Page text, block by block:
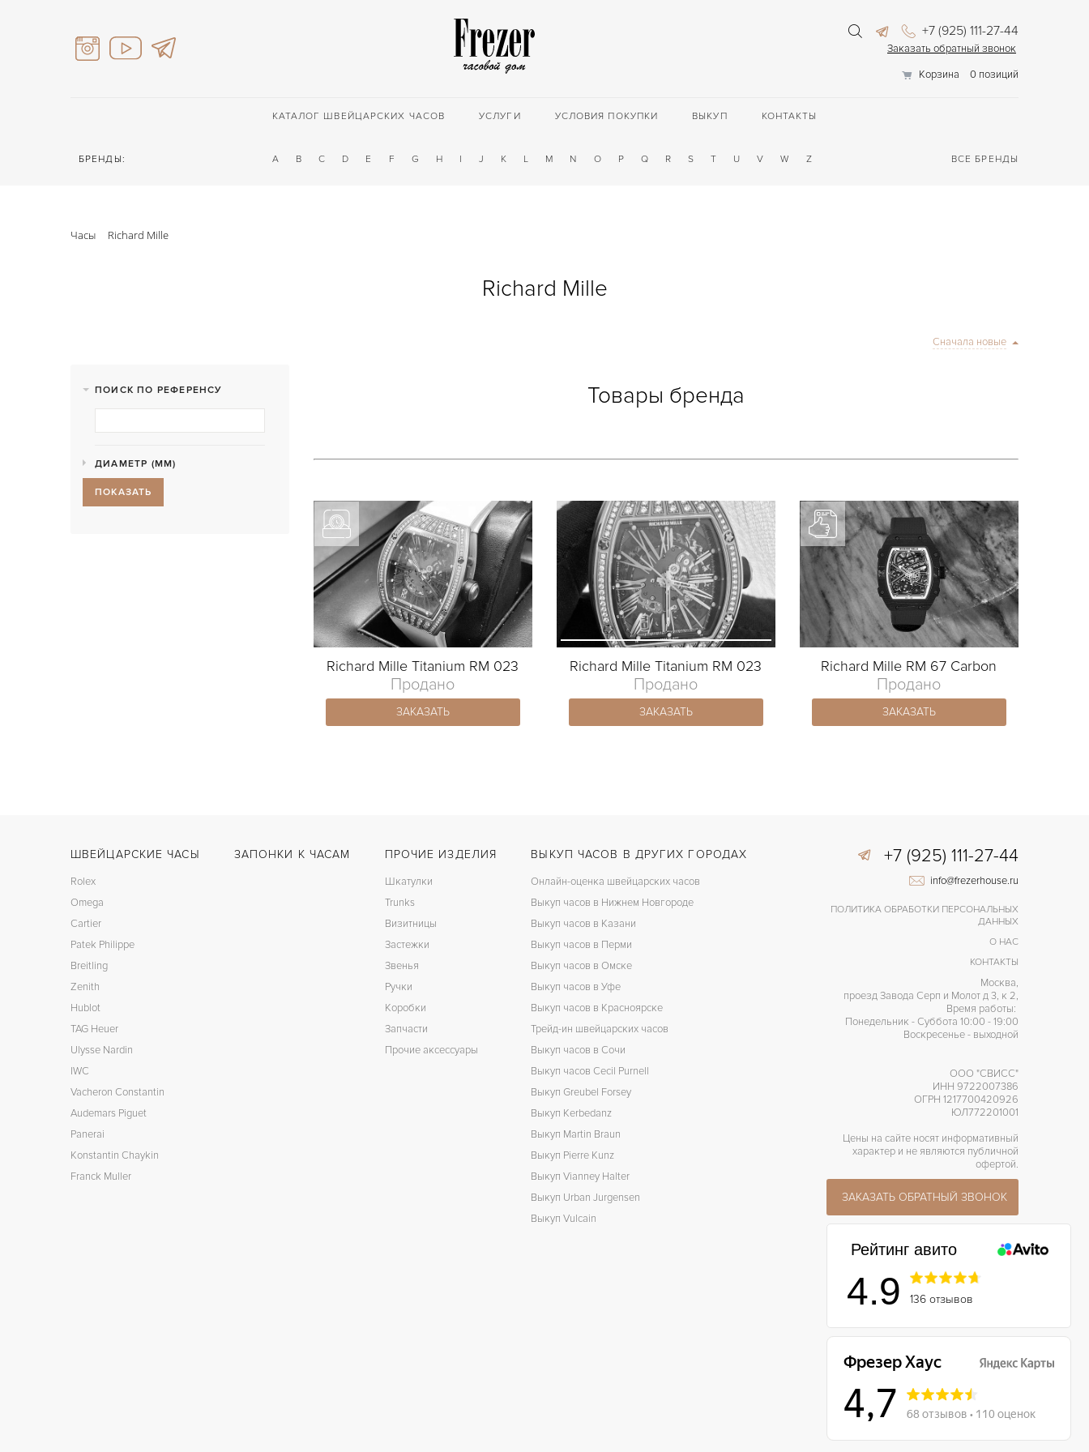
+7 (925) 111-27-44
Заказать обратный звонок
Корзина
0 позиций
КАТАЛОГ ШВЕЙЦАРСКИХ ЧАСОВ УСЛУГИ УСЛОВИЯ ПОКУПКИ ВЫКУП КОНТАКТЫ
БРЕНДЫ: A B C D E F G H I J K L M N O P Q R S T U V W Z ВСЕ БРЕНДЫ
Часы Richard Mille
Richard Mille
Сначала новые
ПОИСК ПО РЕФЕРЕНСУ
ДИАМЕТР (MM)
ПОКАЗАТЬ
Товары бренда
Richard Mille Titanium RM 023
Продано
ЗАКАЗАТЬ
Richard Mille Titanium RM 023
Продано
ЗАКАЗАТЬ
Richard Mille RM 67 Carbon
Продано
ЗАКАЗАТЬ
ШВЕЙЦАРСКИЕ ЧАСЫ
Rolex
Omega
Cartier
Patek Philippe
Breitling
Zenith
Hublot
TAG Heuer
Ulysse Nardin
IWC
Vacheron Constantin
Audemars Piguet
Panerai
Konstantin Chaykin
Franck Muller
ЗАПОНКИ К ЧАСАМ ПРОЧИЕ ИЗДЕЛИЯ
Шкатулки
Trunks
Визитницы
Застежки
Звенья
Ручки
Коробки
Запчасти
Прочие аксессуары
ВЫКУП ЧАСОВ В ДРУГИХ ГОРОДАХ
Онлайн-оценка швейцарских часов
Выкуп часов в Нижнем Новгороде
Выкуп часов в Казани
Выкуп часов в Перми
Выкуп часов в Омске
Выкуп часов в Уфе
Выкуп часов в Красноярске
Трейд-ин швейцарских часов
Выкуп часов в Сочи
Выкуп часов Cecil Purnell
Выкуп Greubel Forsey
Выкуп Kerbedanz
Выкуп Martin Braun
Выкуп Pierre Kunz
Выкуп Vianney Halter
Выкуп Urban Jurgensen
Выкуп Vulcain
+7 (925) 111-27-44
info@frezerhouse.ru
ПОЛИТИКА ОБРАБОТКИ ПЕРСОНАЛЬНЫХ
ДАННЫХ
О НАС
КОНТАКТЫ
Москва,
проезд Завода Серп и Молот д 3, к 2,
Время работы:
Понедельник - Суббота 10:00 - 19:00
Воскресенье - выходной
ООО "СВИСС"
ИНН 9722007386
ОГРН 1217700420926
ЮЛ772201001
Цены на сайте носят информативный
характер и не являются публичной
офертой.
ЗАКАЗАТЬ ОБРАТНЫЙ ЗВОНОК
Рейтинг авито
4.9 136 отзывов